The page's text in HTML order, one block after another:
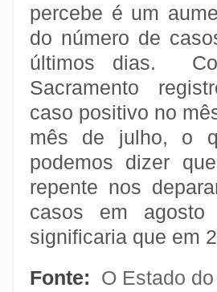
percebe é um
do número de
últimos dias.
Sacramento
caso positivo no
mês de julho, o
podemos dizer
repente nos
casos em
significaria que em
Fonte:
O Estado